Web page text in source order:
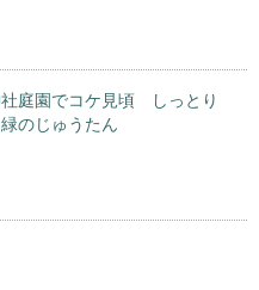
庭園でコケ見頃 しっとり
のじゅうたん